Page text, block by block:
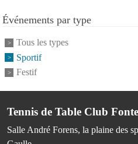
Événements par type
Tous les types
Sportif
Festif
Tennis de Table Club
Salle André Forens, la plaine des